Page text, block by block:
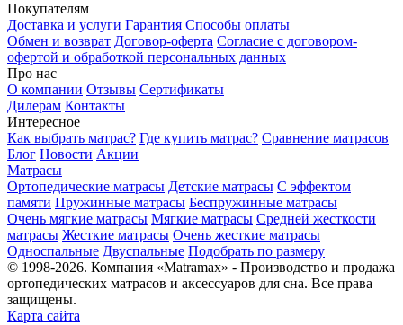
Покупателям
Доставка и услуги Гарантия Способы оплаты
Обмен и возврат Договор-оферта Согласие с договором-
офертой и обработкой персональных данных
Про нас
О компании Отзывы Сертификаты
Дилерам Контакты
Интересное
Как выбрать матрас? Где купить матрас? Сравнение матрасов
Блог Новости Акции
Матрасы
Ортопедические матрасы Детские матрасы С эффектом
памяти Пружинные матрасы Беспружинные матрасы
Очень мягкие матрасы Мягкие матрасы Средней жесткости
матрасы Жесткие матрасы Очень жесткие матрасы
Односпальные Двуспальные Подобрать по размеру
© 1998-2026. Компания «Matramax» - Производство и продажа
ортопедических матрасов и аксессуаров для сна. Все права
защищены.
Карта сайта